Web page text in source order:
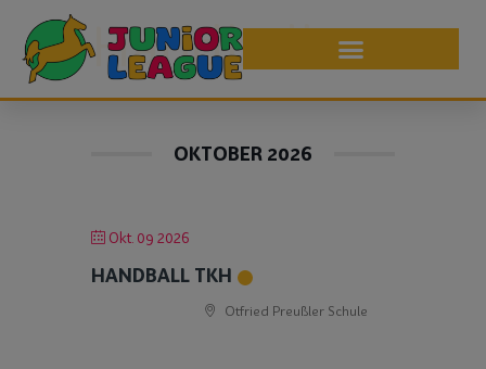
Handball
OKTOBER 2026
Okt. 09 2026
HANDBALL TKH
Otfried Preußler Schule